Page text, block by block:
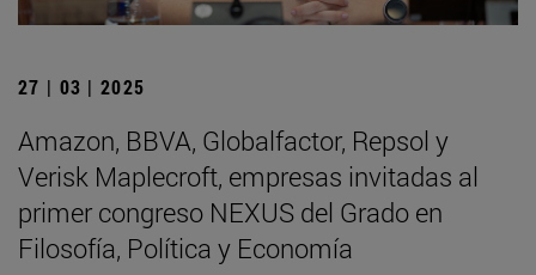
27 | 03 | 2025
Amazon, BBVA, Globalfactor, Repsol y
Verisk Maplecroft, empresas invitadas al
primer congreso NEXUS del Grado en
Filosofía, Política y Economía